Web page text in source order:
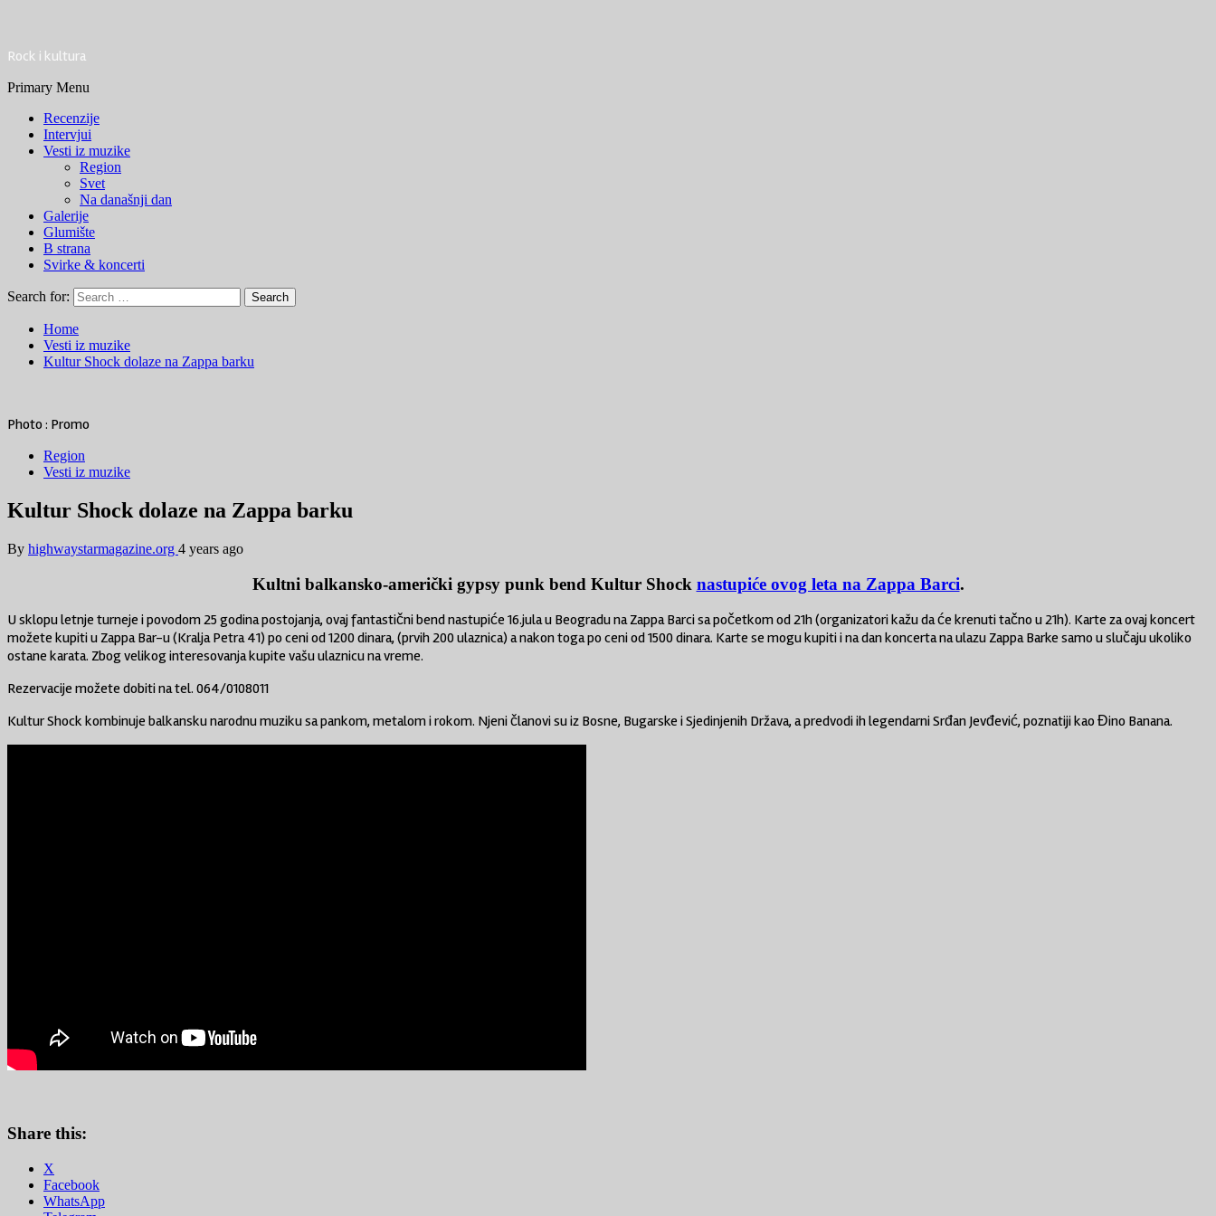
Rock i kultura
Primary Menu
Recenzije
Intervjui
Vesti iz muzike
Region
Svet
Na današnji dan
Galerije
Glumište
B strana
Svirke & koncerti
Search for:
Home
Vesti iz muzike
Kultur Shock dolaze na Zappa barku
Photo : Promo
Region
Vesti iz muzike
Kultur Shock dolaze na Zappa barku
By highwaystarmagazine.org 4 years ago
Kultni balkansko-američki gypsy punk bend Kultur Shock nastupiće ovog leta na Zappa Barci.
U sklopu letnje turneje i povodom 25 godina postojanja, ovaj fantastični bend nastupiće 16.jula u Beogradu na Zappa Barci sa početkom od 21h (organizatori kažu da će krenuti tačno u 21h). Karte za ovaj koncert
možete kupiti u Zappa Bar-u (Kralja Petra 41) po ceni od 1200 dinara, (prvih 200 ulaznica) a nakon toga po ceni od 1500 dinara. Karte se mogu kupiti i na dan koncerta na ulazu Zappa Barke samo u slučaju ukoliko
ostane karata. Zbog velikog interesovanja kupite vašu ulaznicu na vreme.
Rezervacije možete dobiti na tel. 064/0108011
Kultur Shock kombinuje balkansku narodnu muziku sa pankom, metalom i rokom. Njeni članovi su iz Bosne, Bugarske i Sjedinjenih Država, a predvodi ih legendarni Srđan Jevđević, poznatiji kao Đino Banana.
Share this:
X
Facebook
WhatsApp